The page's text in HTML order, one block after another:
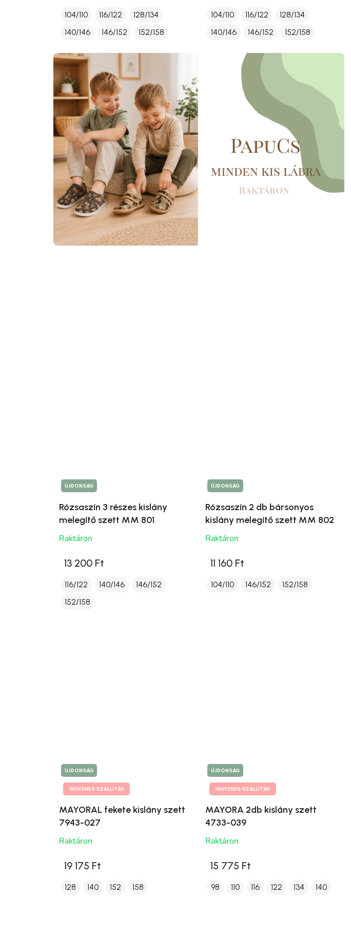
104/110 116/122
128/134
140/146
146/152 152/158
104/110 116/122
128/134
140/146
146/152 152/158
ÚJDONSÁG
Rózsaszín 3 részes kislány
melegítő szett MM 801
Raktáron
13 200 Ft
116/122 140/146
146/152
152/158
ÚJDONSÁG
Rózsaszín 2 db bársonyos
kislány melegítő szett MM 802
Raktáron
11 160 Ft
104/110 146/152 152/158
ÚJDONSÁG
INGYENES SZÁLLÍTÁS
MAYORAL fekete kislány szett
7943-027
Raktáron
19 175 Ft
128 140 152 158
ÚJDONSÁG
INGYENES SZÁLLÍTÁS
MAYORA 2db kislány szett
4733-039
Raktáron
15 775 Ft
98 110 116 122 134 140